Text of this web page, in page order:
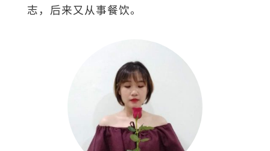
志，后来又从事餐饮。